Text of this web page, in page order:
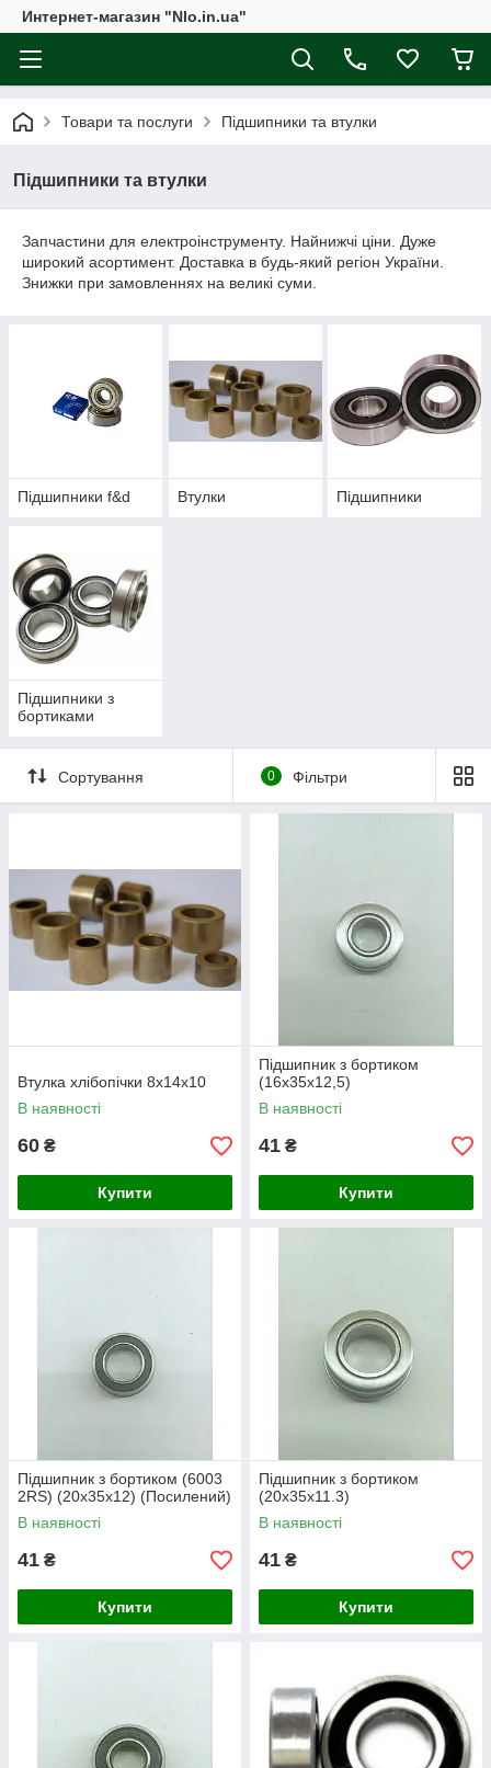
Интернет-магазин "Nlo.in.ua"
Товари та послуги Підшипники та втулки
Підшипники та втулки
Запчастини для електроінструменту. Найнижчі ціни. Дуже
широкий асортимент. Доставка в будь-який регіон України.
Знижки при замовленнях на великі суми.
Підшипники f&d Втулки Підшипники
Підшипники з
бортиками
Сортування 0 Фільтри
Втулка хлібопічки 8х14х10
В наявності
60 ₴
Купити
Підшипник з бортиком
(16х35х12,5)
В наявності
41 ₴
Купити
Підшипник з бортиком (6003
2RS) (20х35х12) (Посилений)
В наявності
41 ₴
Купити
Підшипник з бортиком
(20х35х11.3)
В наявності
41 ₴
Купити